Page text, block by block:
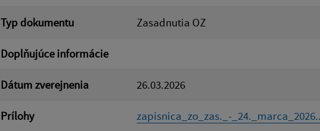
Typ dokumentu Zasadnutia OZ
Doplňujúce informácie
Dátum zverejnenia 26.03.2026
Prílohy zapisnica_zo_zas._-